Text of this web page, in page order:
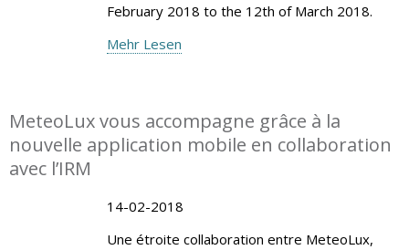
February 2018 to the 12th of March 2018.
Mehr Lesen
MeteoLux vous accompagne grâce à la
nouvelle application mobile en collaboration
avec l’IRM
14-02-2018
Une étroite collaboration entre MeteoLux,